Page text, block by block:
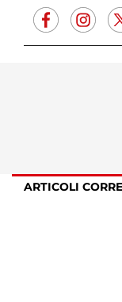
ARTICOLI